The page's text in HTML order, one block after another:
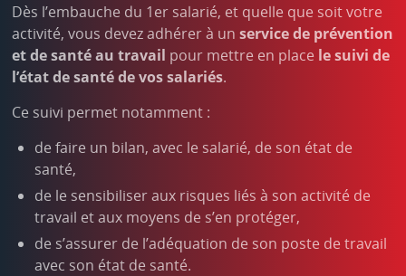
Dès l’embauche du 1er salarié, et quelle que soit votre
activité, vous devez adhérer à un service de prévention
et de santé au travail pour mettre en place le suivi de
l’état de santé de vos salariés.
Ce suivi permet notamment :
de faire un bilan, avec le salarié, de son état de
santé,
de le sensibiliser aux risques liés à son activité de
travail et aux moyens de s’en protéger,
de s’assurer de l’adéquation de son poste de travail
avec son état de santé.